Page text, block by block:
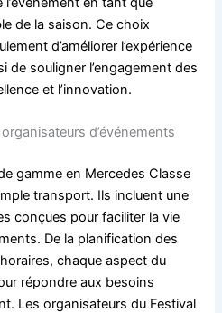
de la saison. Ce choix
d’améliorer l’expérience
de souligner l’engagement des
et l’innovation.
d’événements
gamme en Mercedes Classe
transport. Ils incluent une
conçues pour faciliter la vie
De la planification des
chaque aspect du
répondre aux besoins
Les organisateurs du Festival